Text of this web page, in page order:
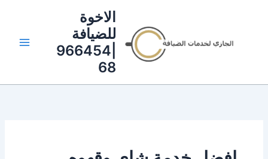
الاخوة
للضيافة
|966454
68